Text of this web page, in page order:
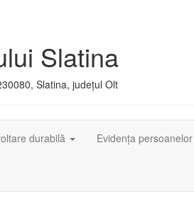
Slatina
Slatina, județul Olt
durabilă Evidența persoanelor